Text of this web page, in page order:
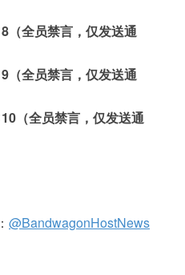
（全员禁言，仅发送通
（全员禁言，仅发送通
（全员禁言，仅发送通
@BandwagonHostNews